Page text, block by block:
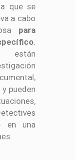
que se
a cabo
para
están
pueden
en una